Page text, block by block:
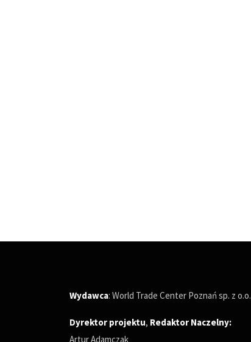
Wydawca: World Trade Center Poznań sp. z o.o.
Dyrektor projektu, Redaktor Naczelny:
Artur Adamczak